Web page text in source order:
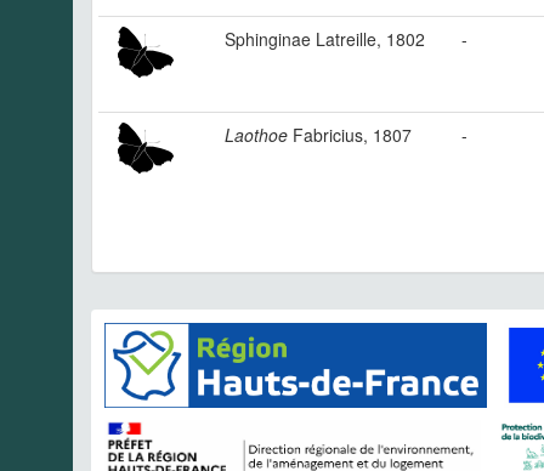
Sphinginae Latreille, 1802 -
Laothoe Fabricius, 1807 -